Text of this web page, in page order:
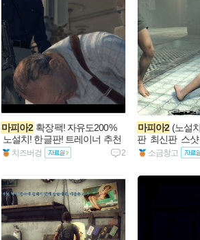
마피아2 확장팩! 자유도200%
노설치! 한글판! 트레이너 추천
치즈버겅 2
마피아2 (노설
판  최신판  스
소금창고